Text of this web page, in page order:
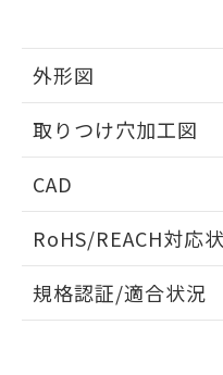
外形図
取りつけ穴加工図
CAD
ドすることができます
ログ
RoHS/REACH対応
EU RoHS 注意事項・
規格認証/適合状況
欄に対応日を記載
既に当社にて対応
り、2022年1月12
す。